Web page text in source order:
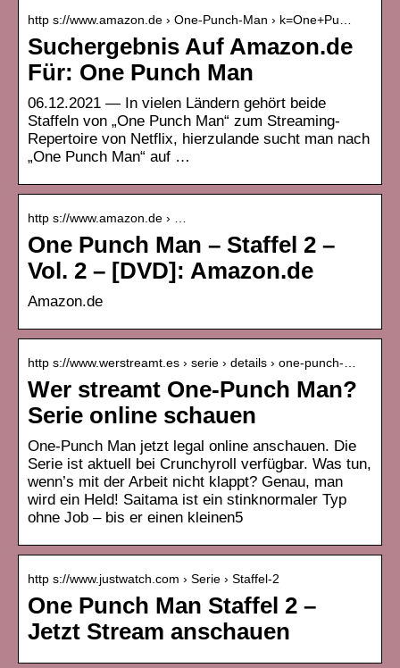
http s://www.amazon.de › One-Punch-Man › k=One+Pu…
Suchergebnis Auf Amazon.de
Für: One Punch Man
06.12.2021 — In vielen Ländern gehört beide
Staffeln von „One Punch Man“ zum Streaming-
Repertoire von Netflix, hierzulande sucht man nach
„One Punch Man“ auf …
http s://www.amazon.de › …
One Punch Man – Staffel 2 –
Vol. 2 – [DVD]: Amazon.de
Amazon.de
http s://www.werstreamt.es › serie › details › one-punch-…
Wer streamt One-Punch Man?
Serie online schauen
One-Punch Man jetzt legal online anschauen. Die
Serie ist aktuell bei Crunchyroll verfügbar. Was tun,
wenn’s mit der Arbeit nicht klappt? Genau, man
wird ein Held! Saitama ist ein stinknormaler Typ
ohne Job – bis er einen kleinen5
http s://www.justwatch.com › Serie › Staffel-2
One Punch Man Staffel 2 –
Jetzt Stream anschauen